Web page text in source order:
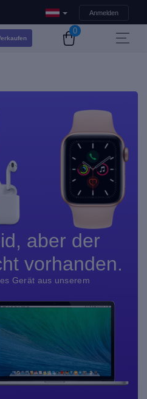
Anmelden
0
aber der
vorhanden.
Gerät aus unserem